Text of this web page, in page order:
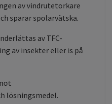
av vindrutetorkare
sparar spolarvätska.
av TFC-
av insekter eller is på
lösningsmedel.